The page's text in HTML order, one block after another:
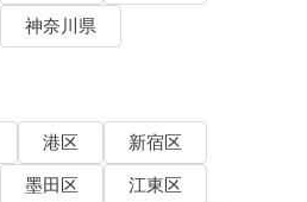
神奈川県
港区
新宿区
墨田区
江東区